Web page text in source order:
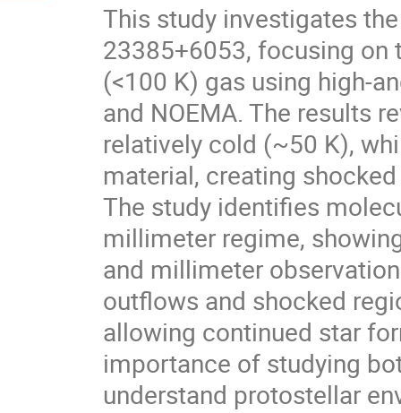
This study investigates
23385+6053, focusing
(<100 K) gas using high-
and NOEMA. The results
relatively cold (~50 K),
material, creating
The study identifies
millimeter regime,
and millimeter
outflows and shocked
allowing continued star
importance of studying
understand protostellar